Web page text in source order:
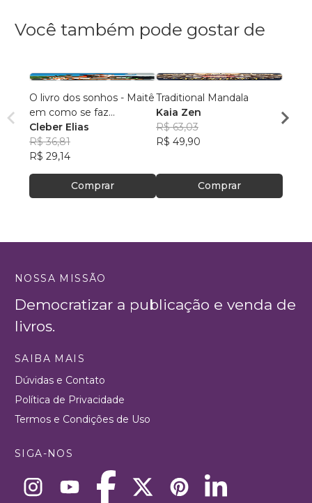
Você também pode gostar de
O livro dos sonhos - Maitê
em como se faz...
Cleber Elias
R$ 36,81
R$ 29,14
Comprar
Traditional Mandala
Kaia Zen
R$ 63,03
R$ 49,90
Comprar
colorir
NOSSA MISSÃO
Democratizar a publicação e venda de
livros.
SAIBA MAIS
Dúvidas e Contato
Política de Privacidade
Termos e Condições de Uso
SIGA-NOS